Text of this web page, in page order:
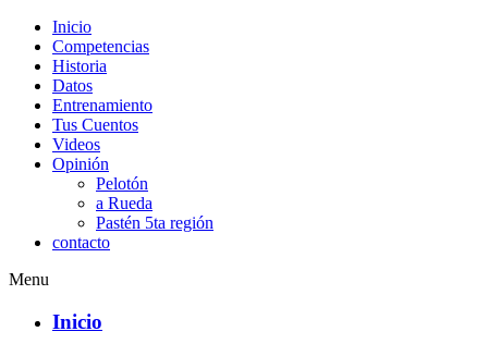
Inicio
Competencias
Historia
Datos
Entrenamiento
Tus Cuentos
Videos
Opinión
Pelotón
a Rueda
Pastén 5ta región
contacto
Menu
Inicio